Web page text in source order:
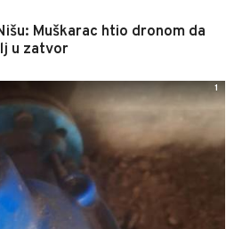
Muškarac htio dronom da
u zatvor
1